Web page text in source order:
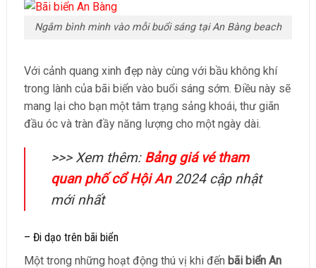
Ngắm bình minh vào mỗi buổi sáng tại An Bàng beach
Với cảnh quang xinh đẹp này cùng với bầu không khí
trong lành của bãi biển vào buổi sáng sớm. Điều này sẽ
mang lại cho bạn một tâm trạng sảng khoái, thư giãn
đầu óc và tràn đầy năng lượng cho một ngày dài.
>>> Xem thêm: Bảng giá vé tham
quan phố cổ Hội An2024 cập nhật
mới nhất
– Đi dạo trên bãi biển
Một trong những hoạt động thú vị khi đến bãi biển An